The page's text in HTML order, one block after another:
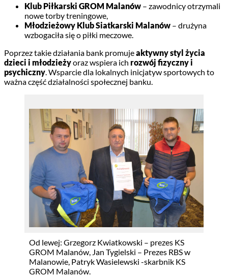
Klub Piłkarski GROM Malanów – zawodnicy otrzymali
nowe torby treningowe,
Młodzieżowy Klub Siatkarski Malanów – drużyna
wzbogaciła się o piłki meczowe.
Poprzez takie działania bank promujeaktywny styl życia
dzieci i młodzieżyoraz wspiera ich rozwój fizyczny i
psychiczny . Wsparcie dla lokalnych inicjatyw sportowych to
ważna część działalności społecznej banku.
Od lewej: Grzegorz Kwiatkowski – prezes KS
GROM Malanów, Jan Tygielski – Prezes RBS w
Malanowie, Patryk Wasielewski -skarbnik KS
GROM Malanów.